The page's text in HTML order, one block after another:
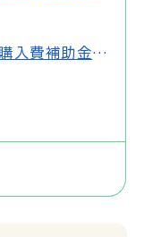
「シニア世代スマートフォン購入費補助金」をご活用ください